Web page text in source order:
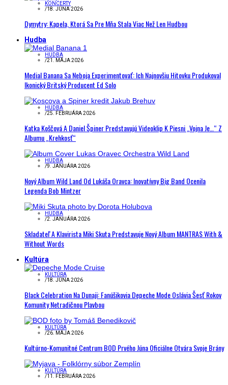
KONCERTY
/18. JÚNA 2026
Dymytry: Kapela, Ktorá Sa Pre Mňa Stala Viac Než Len Hudbou
Hudba
HUDBA
/21. MÁJA 2026
Medial Banana Sa Neboja Experimentovať: Ich Najnovšiu Hitovku Produkoval
Ikonický Britský Producent Ed Solo
HUDBA
/25. FEBRUÁRA 2026
Katka Koščová A Daniel Špiner Predstavujú Videoklip K Piesni „Vojna Je…“ Z
Albumu „Krehkosť“
HUDBA
/9. JANUÁRA 2026
Nový Album Wild Land Od Lukáša Oravca: Inovatívny Big Band Ocenila
Legenda Bob Mintzer
HUDBA
/2. JANUÁRA 2026
Skladateľ A Klavirista Miki Skuta Predstavuje Nový Album MANTRAS With &
Without Words
Kultúra
KULTÚRA
/18. JÚNA 2026
Black Celebration Na Dunaji: Fanúšikovia Depeche Mode Oslávia Šesť Rokov
Komunity Netradičnou Plavbou
KULTÚRA
/26. MÁJA 2026
Kultúrno-Komunitné Centrum BOD Prvého Júna Oficiálne Otvára Svoje Brány
KULTÚRA
/11. FEBRUÁRA 2026